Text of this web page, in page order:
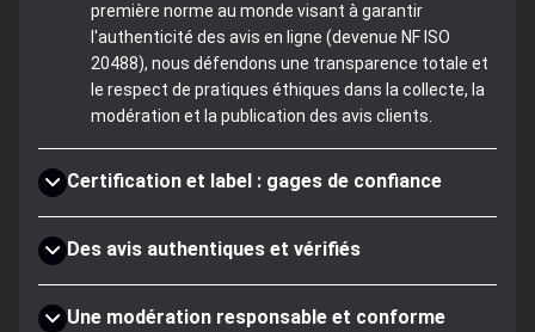
première norme au monde visant à garantir
l'authenticité des avis en ligne (devenue NF ISO
20488), nous défendons une transparence totale et
le respect de pratiques éthiques dans la collecte, la
modération et la publication des avis clients.
Certification et label : gages de confiance
Des avis authentiques et vérifiés
Une modération responsable et conforme